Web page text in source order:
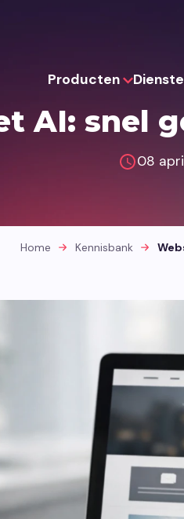
Producten
Websites
maken.
AI: snel
08
Home Kennisbank